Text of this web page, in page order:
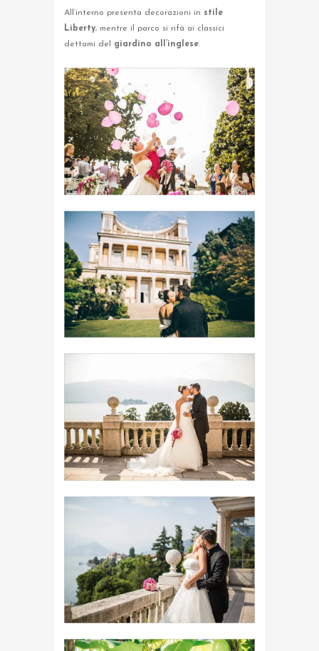
All’interno presenta decorazioni in stile
Liberty, mentre il parco si rifà ai classici
dettami del giardino all’inglese.